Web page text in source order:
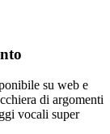
su web e
di argomenti
vocali super